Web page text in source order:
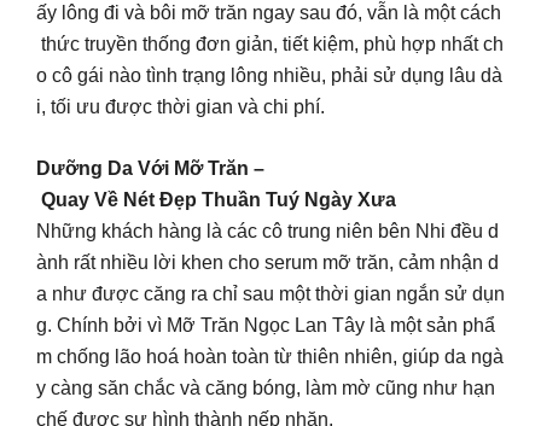
ấy lông đi và bôi mỡ trăn ngay sau đó, vẫn là một cách
thức truyền thống đơn giản, tiết kiệm, phù hợp nhất ch
o cô gái nào tình trạng lông nhiều, phải sử dụng lâu dà
i, tối ưu được thời gian và chi phí.
Dưỡng Da Với Mỡ Trăn –
Quay Về Nét Đẹp Thuần Tuý Ngày Xưa
Những khách hàng là các cô trung niên bên Nhi đều d
ành rất nhiều lời khen cho serum mỡ trăn, cảm nhận d
a như được căng ra chỉ sau một thời gian ngắn sử dụn
g. Chính bởi vì Mỡ Trăn Ngọc Lan Tây là một sản phẩ
m chống lão hoá hoàn toàn từ thiên nhiên, giúp da ngà
y càng săn chắc và căng bóng, làm mờ cũng như hạn
chế được sự hình thành nếp nhăn.